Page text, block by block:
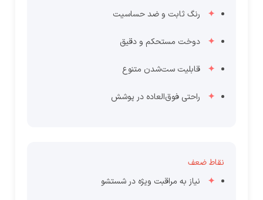
رنگ ثابت و ضد حساسیت
دوخت مستحکم و دقیق
قابلیت ست‌شدن متنوع
راحتی فوق‌العاده در پوشش
نقاط ضعف
نیاز به مراقبت ویژه در شستشو